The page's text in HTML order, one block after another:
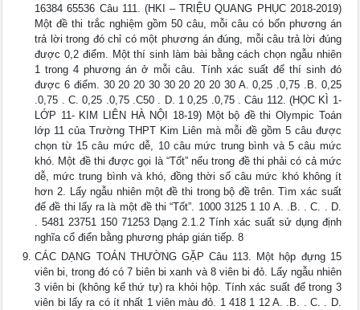
16384 65536 Câu 111. (HKI – TRIỆU QUANG PHỤC 2018-2019)
Một đề thi trắc nghiệm gồm 50 câu, mỗi câu có bốn phương án
trả lời trong đó chỉ có một phương án đúng, mỗi câu trả lời đúng
được 0,2 điểm. Một thí sinh làm bài bằng cách chọn ngẫu nhiên
1 trong 4 phương án ở mỗi câu. Tính xác suất để thí sinh đó
được 6 điểm. 30 20 20 30 30 20 20 20 30 A. 0,25 .0,75 .B. 0,25
.0,75 . C. 0,25 .0,75 .C50 . D. 1 0,25 .0,75 . Câu 112. (HỌC KÌ 1-
LỚP 11- KIM LIÊN HÀ NỘI 18-19) Một bộ đề thi Olympic Toán
lớp 11 của Trường THPT Kim Liên mà mỗi đề gồm 5 câu được
chọn từ 15 câu mức dễ, 10 câu mức trung bình và 5 câu mức
khó. Một đề thi được gọi là “Tốt” nếu trong đề thi phải có cả mức
dễ, mức trung bình và khó, đồng thời số câu mức khó không ít
hơn 2. Lấy ngẫu nhiên một đề thi trong bộ đề trên. Tìm xác suất
để đề thi lấy ra là một đề thi “Tốt”. 1000 3125 1 10 A. .B. . C. . D.
. 5481 23751 150 71253 Dạng 2.1.2 Tính xác suất sử dụng định
nghĩa cổ điển bằng phương pháp gián tiếp. 8
CÁC DẠNG TOÁN THƯỜNG GẶP Câu 113. Một hộp đựng 15
viên bi, trong đó có 7 biên bi xanh và 8 viên bi đỏ. Lấy ngẫu nhiên
3 viên bi (không kể thứ tự) ra khỏi hộp. Tính xác suất để trong 3
viên bi lấy ra có ít nhất 1 viên màu đỏ. 1 418 1 12 A. .B. . C. . D.